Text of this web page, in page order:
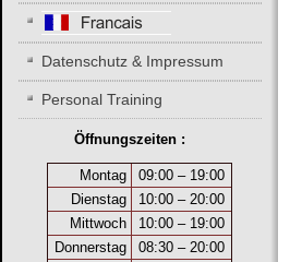
Datenschutz & Impressum
Personal Training
Öffnungszeiten :
Montag
09:00 – 19:00
Dienstag
10:00 – 20:00
Mittwoch
10:00 – 19:00
Donnerstag
08:30 – 20:00